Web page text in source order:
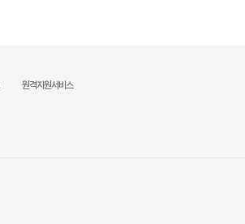
원격지원서비스